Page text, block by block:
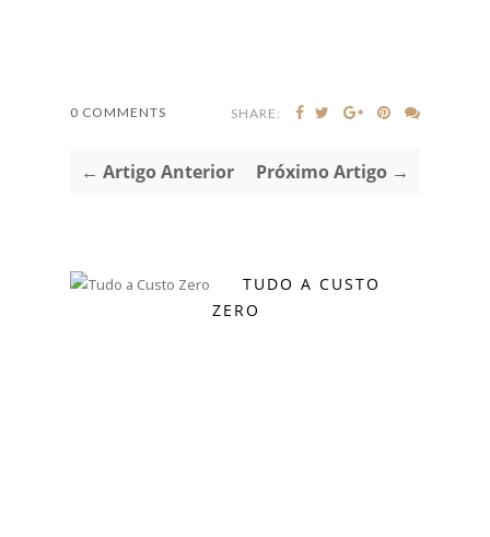
0 COMMENTS SHARE:
← Artigo Anterior Próximo Artigo →
TUDO A CUSTO
ZERO